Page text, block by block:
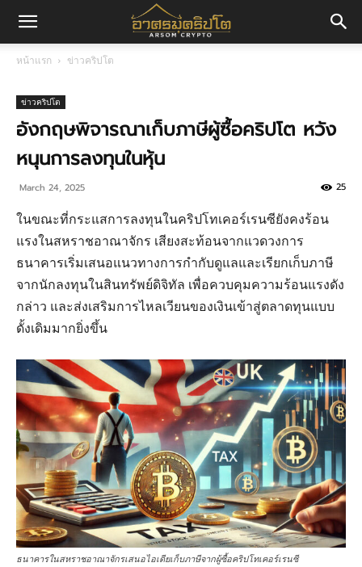
มค
ปโต
หน้าแรก ข่าวคริปโต
ข่าวคริปโต
อังกฤษพิจารณาเก็บภาษีผู้ซื้อคริปโต หวัง
หนุนการลงทุนในหุ้น
March 24, 2025 25
ในขณะที่กระแสการลงทุนในคริปโทเคอร์เรนซียังคงร้อน
แรงในสหราชอาณาจักร เสียงสะท้อนจากแวดวงการ
ธนาคารเริ่มเสนอแนวทางการกำกับดูแลและเรียกเก็บภาษี
จากนักลงทุนในสินทรัพย์ดิจิทัล เพื่อควบคุมความร้อนแรงดัง
กล่าว และส่งเสริมการไหลเวียนของเงินเข้าสู่ตลาดทุนแบบ
ดั้งเดิมมากยิ่งขึ้น
ธนาคารในสหราชอาณาจักรเสนอไอเดียเก็บภาษีจากผู้ซื้อคริปโทเคอร์เรนซี